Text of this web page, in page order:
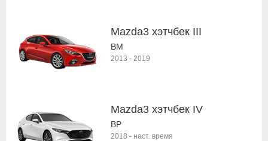
Mazda3 хэтчбек III
BM
2013 - 2019
Mazda3 хэтчбек IV
BP
2018 - наст. время